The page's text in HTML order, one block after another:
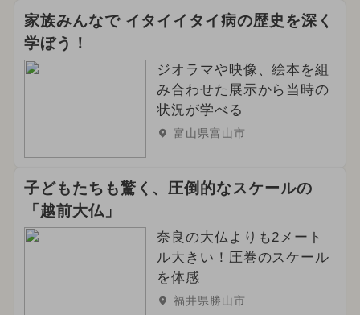
家族みんなで イタイイタイ病の歴史を深く
学ぼう！
ジオラマや映像、絵本を組
み合わせた展示から当時の
状況が学べる
富山県富山市
子どもたちも驚く、圧倒的なスケールの
「越前大仏」
奈良の大仏よりも2メート
ル大きい！圧巻のスケール
を体感
福井県勝山市